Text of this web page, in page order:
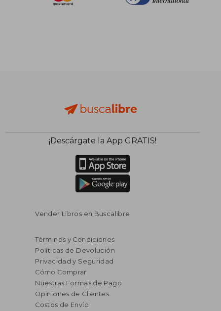
¡Descárgate la App GRATIS!
Vender Libros en Buscalibre
Términos y Condiciones
Políticas de Devolución
Privacidad y Seguridad
Cómo Comprar
Nuestras Formas de Pago
Opiniones de Clientes
Costos de Envío